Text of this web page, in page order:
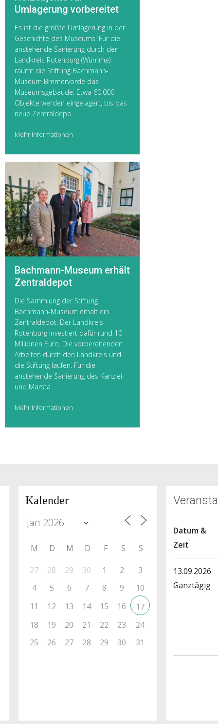
Umlagerung vorbereitet
Es ist die größte Umlagerung in der
Geschichte des Museums: Für die
anstehende Sanierung durch den
Landkreis Rotenburg (Wümme)
räumt die Stiftung Bachmann-
Museum Bremervörde das
Museumsgebäude. Etwa 60.000
Objekte werden eingelagert, bis das
neue Zentraldepo...
Mehr Informationen
Bachmann-Museum erhält
Zentraldepot
Die Sammlung der Stiftung
Bachmann-Museum erhält ein
Zentraldepot. Der Landkreis
Rotenburg investiert dafür rund 10
Millionen Euro. Die vorbereitenden
Arbeiten durch den Landkreis und
die Stiftung laufen. Für die
anstehende Sanierung des Kanzlei-
und Marsta...
Mehr Informationen
Kalender
M D M D F S S
27 28 29 30 1 2
3
4
5 6 7 8 9
10
11
12 13 14 15 16
17
18
19 20 21 22 23
24
25
26 27 28 29 30 31
Datum &
Zeit
13.09.2026
Ganztägig